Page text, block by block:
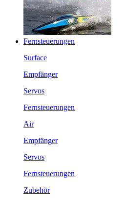
Fernsteuerungen
Surface
Empfänger
Servos
Fernsteuerungen
Air
Empfänger
Servos
Fernsteuerungen
Zubehör